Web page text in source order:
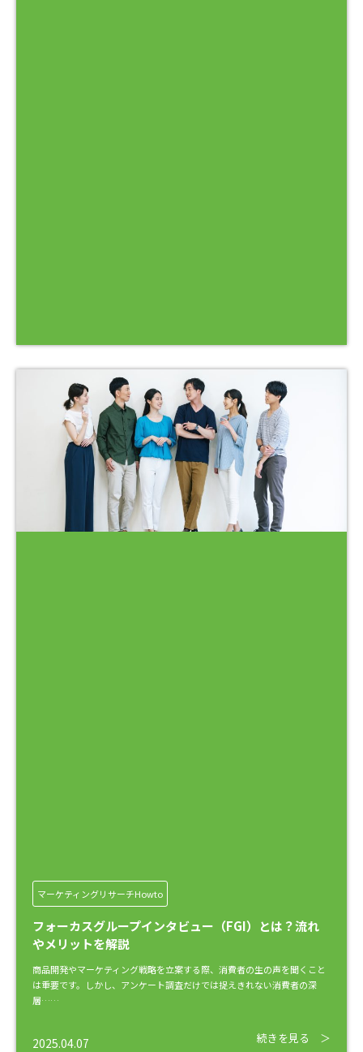
マーケティングリサーチHowto
フォーカスグループインタビュー（FGI）とは？流れ
やメリットを解説
商品開発やマーケティング戦略を立案する際、消費者の生の声を聞くこと
は重要です。しかし、アンケート調査だけでは捉えきれない消費者の深
層……
2025.04.07 続きを見る ＞